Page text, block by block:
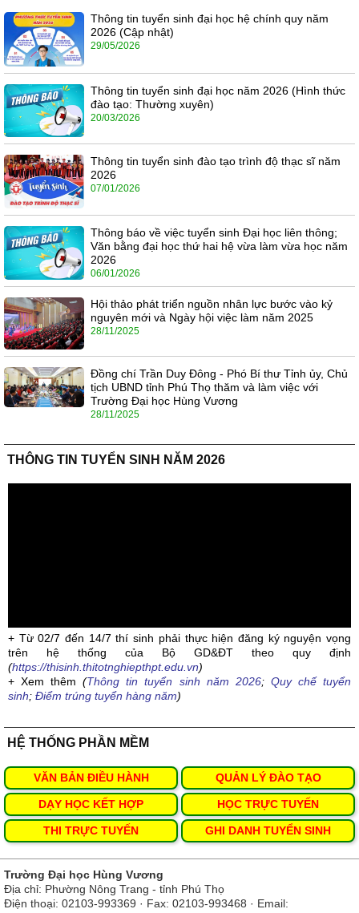
Thông tin tuyển sinh đại học hệ chính quy năm
2026 (Cập nhật)
29/05/2026
Thông tin tuyển sinh đại học năm 2026 (Hình thức
đào tạo: Thường xuyên)
20/03/2026
Thông tin tuyển sinh đào tạo trình độ thạc sĩ năm
2026
07/01/2026
Thông báo về việc tuyển sinh Đại học liên thông;
Văn bằng đại học thứ hai hệ vừa làm vừa học năm
2026
06/01/2026
Hội thảo phát triển nguồn nhân lực bước vào kỷ
nguyên mới và Ngày hội việc làm năm 2025
28/11/2025
Đồng chí Trần Duy Đông - Phó Bí thư Tỉnh ủy, Chủ
tịch UBND tỉnh Phú Thọ thăm và làm việc với
Trường Đại học Hùng Vương
28/11/2025
THÔNG TIN TUYỂN SINH NĂM 2026
+ Từ 02/7 đến 14/7 thí sinh phải thực hiện đăng ký nguyện vọng
trên hệ thống của Bộ GD&ĐT theo quy định
(https://thisinh.thitotnghiepthpt.edu.vn)
+ Xem thêm(Thông tin tuyển sinh năm 2026; Quy chế tuyển
sinh; Điểm trúng tuyển hàng năm)
HỆ THỐNG PHẦN MỀM
VĂN BẢN ĐIỀU HÀNH QUẢN LÝ ĐÀO TẠO
DẠY HỌC KẾT HỢP HỌC TRỰC TUYẾN
THI TRỰC TUYẾN GHI DANH TUYỂN SINH
Trường Đại học Hùng Vương
Địa chỉ: Phường Nông Trang - tỉnh Phú Thọ
Điện thoại: 02103-993369 · Fax: 02103-993468 · Email: